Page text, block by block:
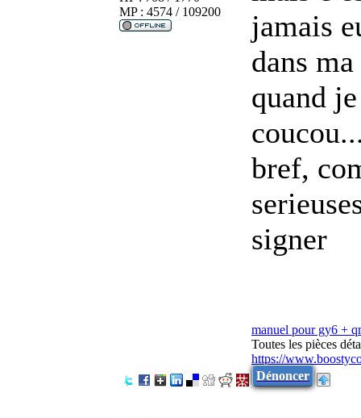
MP : 4574 / 109200
jamais
dans
quand
bref,
signer
manuel pour gy6 +
Toutes les pièces
https://
Dénoncer